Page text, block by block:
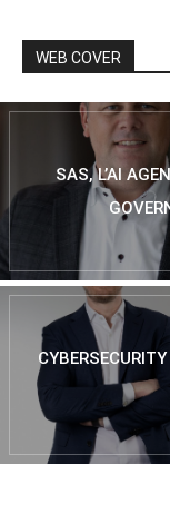
WEB COVER
SAS, L’AI